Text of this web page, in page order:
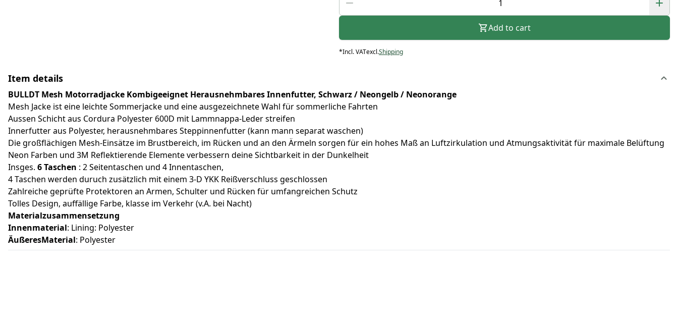
Add to cart
*Incl. VATexcl.Shipping
Item details
BULLDT Mesh Motorradjacke Kombigeeignet Herausnehmbares Innenfutter, Schwarz / Neongelb / Neonorange
Mesh Jacke ist eine leichte Sommerjacke und eine ausgezeichnete Wahl für sommerliche Fahrten
Aussen Schicht aus Cordura Polyester 600D mit Lammnappa-Leder streifen
Innerfutter aus Polyester, herausnehmbares Steppinnenfutter (kann mann separat waschen)
Die großflächigen Mesh-Einsätze im Brustbereich, im Rücken und an den Ärmeln sorgen für ein hohes Maß an Luftzirkulation und Atmungsaktivität für maximale Belüftung
Neon Farben und 3M Reflektierende Elemente verbessern deine Sichtbarkeit in der Dunkelheit
Insges. 6 Taschen : 2 Seitentaschen und 4 Innentaschen,
4 Taschen werden duruch zusätzlich mit einem 3-D YKK Reißverschluss geschlossen
Zahlreiche geprüfte Protektoren an Armen, Schulter und Rücken für umfangreichen Schutz
Tolles Design, auffällige Farbe, klasse im Verkehr (v.A. bei Nacht)
Materialzusammensetzung
Innenmaterial: Lining: Polyester
ÄußeresMaterial: Polyester